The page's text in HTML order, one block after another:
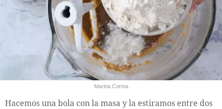
Marina Corma
Hacemos una bola con la masa y la estiramos entre dos